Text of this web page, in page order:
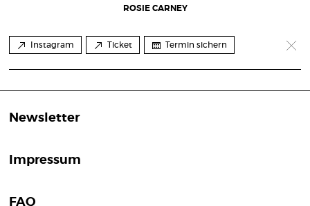
ROSIE CARNEY
Instagram Ticket Termin sichern
Newsletter
Impressum
FAQ